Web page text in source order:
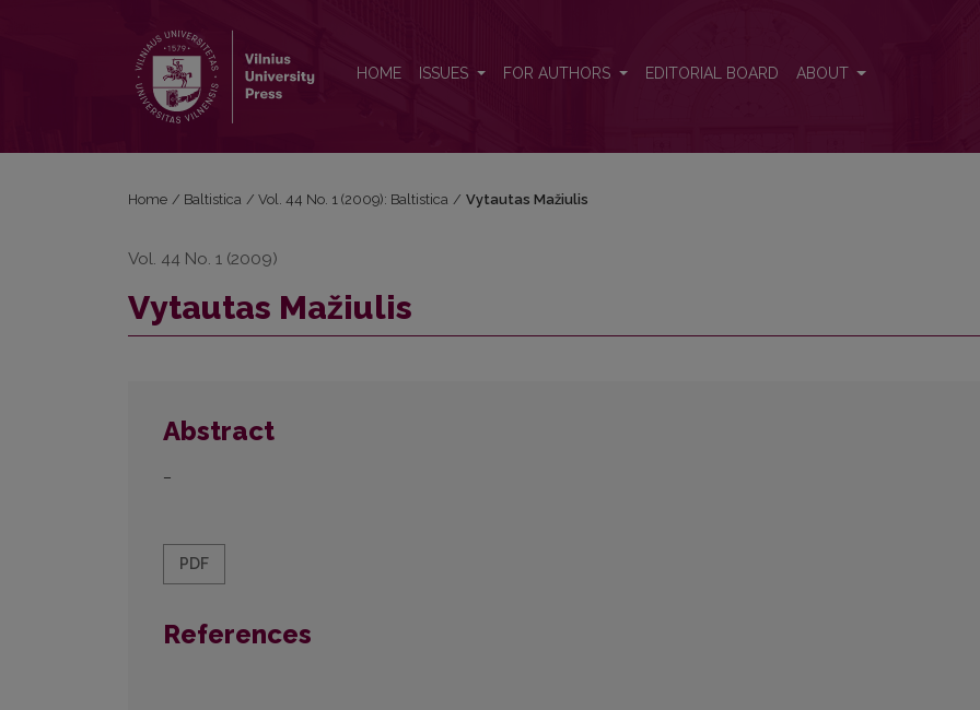
HOME ISSUES FOR AUTHORS EDITORIAL BOARD ABOUT
Home / Baltistica / Vol. 44 No. 1 (2009): Baltistica / Vytautas Mažiulis
Vol. 44 No. 1 (2009)
Vytautas Mažiulis
Abstract
–
PDF
References